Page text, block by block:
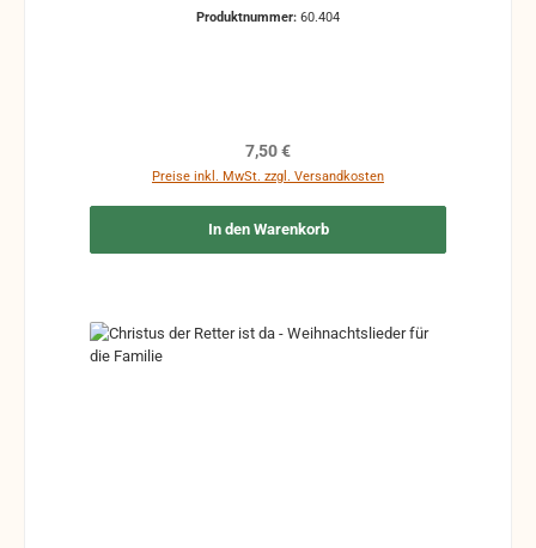
Produktnummer: 60.404
Regulärer Preis:
7,50 €
Preise inkl. MwSt. zzgl. Versandkosten
In den Warenkorb